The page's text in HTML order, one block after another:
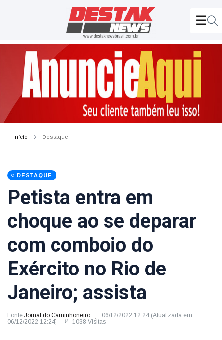
Início Destaque
DESTAQUE
Petista entra em
choque ao se deparar
com comboio do
Exército no Rio de
Janeiro; assista
Fonte Jornal do Caminhoneiro
06/12/2022 12:24 (Atualizada em:
06/12/2022 12:24)
1038 Visitas